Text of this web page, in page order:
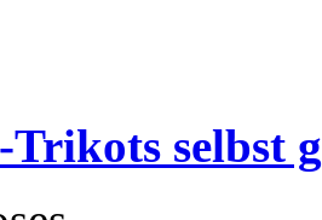
selbst